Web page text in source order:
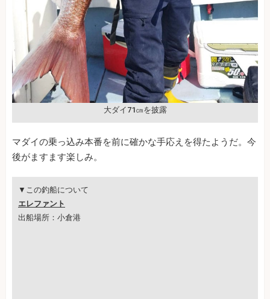
大ダイ71㎝を披露
マダイの乗っ込み本番を前に確かな手応えを得たようだ。今
後がますます楽しみ。
▼この釣船について
エレファント
出船場所：小倉港